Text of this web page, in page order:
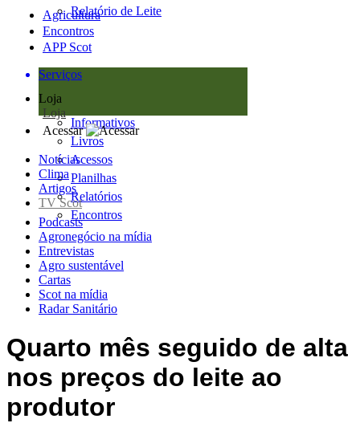
Relatório de Leite
Agricultura
Encontros
APP Scot
Serviços
Loja
Loja
Informativos
Livros
Acessos
Planilhas
Relatórios
Encontros
Acessar
Notícias
Clima
Artigos
TV Scot
Podcasts
Agronegócio na mídia
Entrevistas
Agro sustentável
Cartas
Scot na mídia
Radar Sanitário
Quarto mês seguido de alta
nos preços do leite ao
produtor